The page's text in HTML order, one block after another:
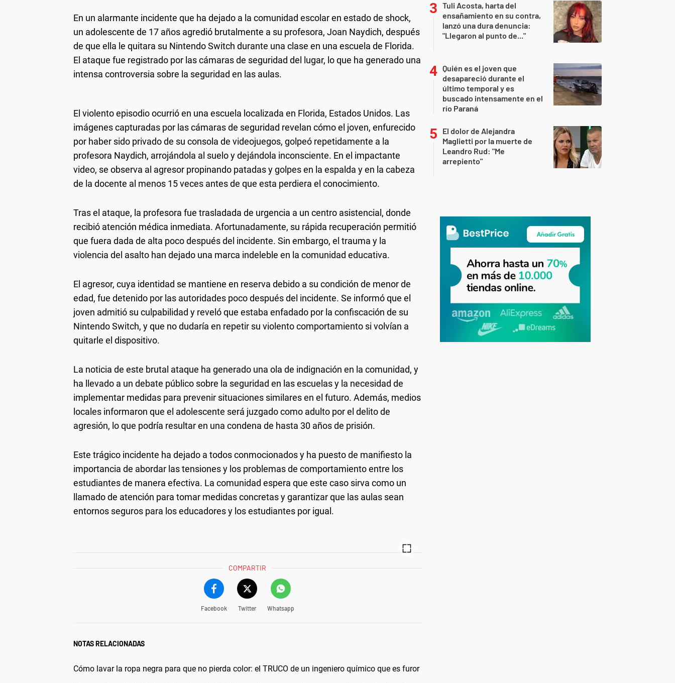
En un alarmante incidente que ha dejado a la comunidad escolar en estado de shock,
un adolescente de 17 años agredió brutalmente a su profesora, Joan Naydich, después
de que ella le quitara su Nintendo Switch durante una clase en una escuela de Florida.
El ataque fue registrado por las cámaras de seguridad del lugar, lo que ha generado una
intensa controversia sobre la seguridad en las aulas.
El violento episodio ocurrió en una escuela localizada en Florida, Estados Unidos. Las
imágenes capturadas por las cámaras de seguridad revelan cómo el joven, enfurecido
por haber sido privado de su consola de videojuegos, golpeó repetidamente a la
profesora Naydich, arrojándola al suelo y dejándola inconsciente. En el impactante
video, se observa al agresor propinando patadas y golpes en la espalda y en la cabeza
de la docente al menos 15 veces antes de que esta perdiera el conocimiento.
Tras el ataque, la profesora fue trasladada de urgencia a un centro asistencial, donde
recibió atención médica inmediata. Afortunadamente, su rápida recuperación permitió
que fuera dada de alta poco después del incidente. Sin embargo, el trauma y la
violencia del asalto han dejado una marca indeleble en la comunidad educativa.
El agresor, cuya identidad se mantiene en reserva debido a su condición de menor de
edad, fue detenido por las autoridades poco después del incidente. Se informó que el
joven admitió su culpabilidad y reveló que estaba enfadado por la confiscación de su
Nintendo Switch, y que no dudaría en repetir su violento comportamiento si volvían a
quitarle el dispositivo.
La noticia de este brutal ataque ha generado una ola de indignación en la comunidad, y
ha llevado a un debate público sobre la seguridad en las escuelas y la necesidad de
implementar medidas para prevenir situaciones similares en el futuro. Además, medios
locales informaron que el adolescente será juzgado como adulto por el delito de
agresión, lo que podría resultar en una condena de hasta 30 años de prisión.
Este trágico incidente ha dejado a todos conmocionados y ha puesto de manifiesto la
importancia de abordar las tensiones y los problemas de comportamiento entre los
estudiantes de manera efectiva. La comunidad espera que este caso sirva como un
llamado de atención para tomar medidas concretas y garantizar que las aulas sean
entornos seguros para los educadores y los estudiantes por igual.
COMPARTIR
Facebook Twitter Whatsapp
NOTAS RELACIONADAS
Cómo lavar la ropa negra para que no pierda color: el TRUCO de un ingeniero químico que es furor
Tuli Acosta, harta del
ensañamiento en su contra,
lanzó una dura denuncia:
"Llegaron al punto de..."
Quién es el joven que
desapareció durante el
último temporal y es
buscado intensamente en el
río Paraná
El dolor de Alejandra
Maglietti por la muerte de
Leandro Rud: "Me
arrepiento"